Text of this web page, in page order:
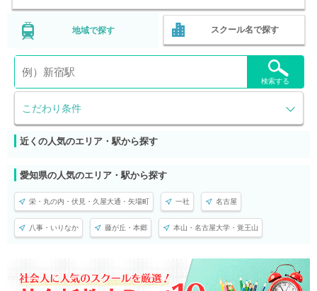
地域で探す スクール名で探す
こだわり条件
検索する
近くの人気のエリア・駅から探す
愛知県の人気のエリア・駅から探す
栄・丸の内・伏見・久屋大通・矢場町 一社 名古屋
八事・いりなか 藤が丘・本郷 本山・名古屋大学・覚王山